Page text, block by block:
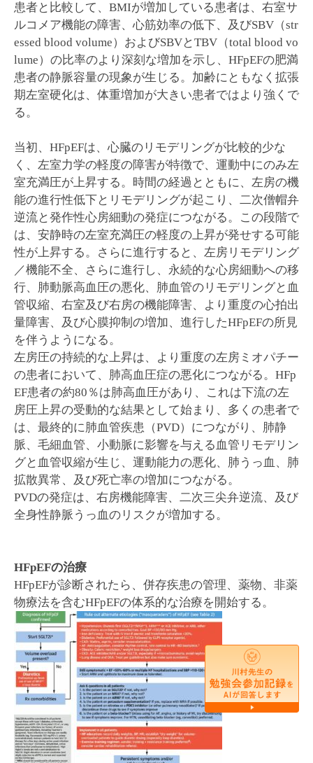
患者と比較して、BMIが増加している患者は、右室サ
ルコメア機能の障害、心筋効率の低下、及びSBV（str
essed blood volume）およびSBVとTBV（total blood vo
lume）の比率のより深刻な増加を示し、HFpEFの肥満
患者の静脈容量の現象が生じる。加齢にともなく拡張
期左室硬化は、体重増加が大きい患者ではより強くで
る。
当初、HFpEFは、心臓のリモデリングが比較的少な
く、左室力学の軽度の障害が特徴で、運動中にのみ左
室充満圧が上昇する。時間の経過とともに、左房の機
能の進行性低下とリモデリングが起こり、二次僧帽弁
逆流と発作性心房細動の発症につながる。この段階で
は、安静時の左室充満圧の軽度の上昇が発せする可能
性が上昇する。さらに進行すると、左房リモデリング
／機能不全、さらに進行し、永続的な心房細動への移
行、肺動脈高血圧の悪化、肺血管のリモデリングと血
管収縮、右室及び右房の機能障害、より重度の心拍出
量障害、及び心膜抑制の増加、進行したHFpEFの所見
を伴うようになる。
左房圧の持続的な上昇は、より重度の左房ミオパチー
の患者において、肺高血圧症の悪化につながる。HFp
EF患者の約80％は肺高血圧があり、これは下流の左
房圧上昇の受動的な結果として始まり、多くの患者で
は、最終的に肺血管疾患（PVD）につながり、肺静
脈、毛細血管、小動脈に影響を与える血管リモデリン
グと血管収縮が生じ、運動能力の悪化、肺うっ血、肺
拡散異常、及び死亡率の増加につながる。
PVDの発症は、右房機能障害、二次三尖弁逆流、及び
全身性静脈うっ血のリスクが増加する。
HFpEFの治療
HFpEFが診断されたら、併存疾患の管理、薬物、非薬
物療法を含むHFpEFの体系的な治療を開始する。